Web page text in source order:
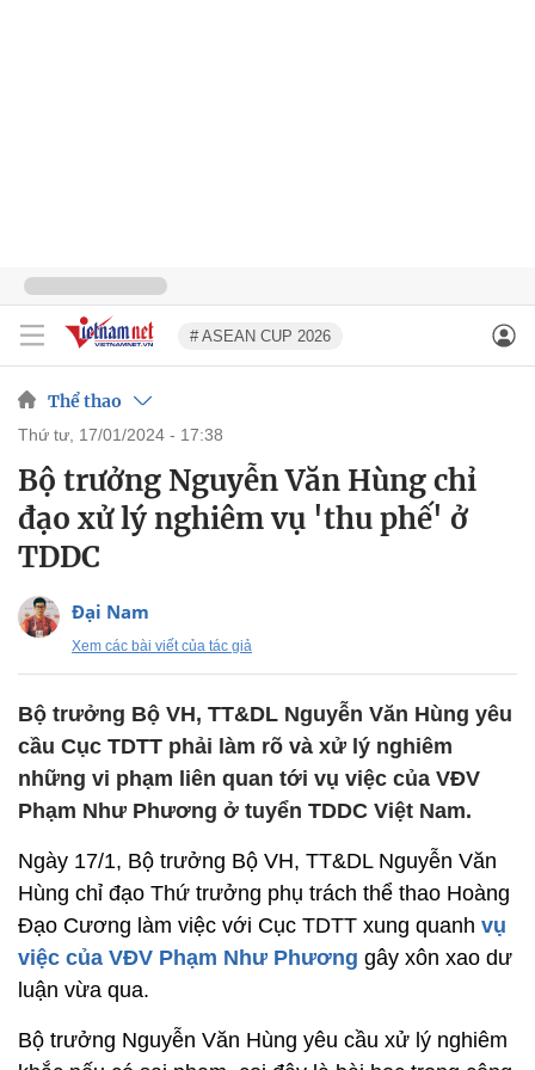
# ASEAN CUP 2026
Thể thao
thứ tư, 17/01/2024 - 17:38
Bộ trưởng Nguyễn Văn Hùng chỉ
đạo xử lý nghiêm vụ 'thu phế' ở
TDDC
Đại Nam
Xem các bài viết của tác giả
Bộ trưởng Bộ VH, TT&DL Nguyễn Văn Hùng yêu
cầu Cục TDTT phải làm rõ và xử lý nghiêm
những vi phạm liên quan tới vụ việc của VĐV
Phạm Như Phương ở tuyển TDDC Việt Nam.
Ngày 17/1, Bộ trưởng Bộ VH, TT&DL Nguyễn Văn
Hùng chỉ đạo Thứ trưởng phụ trách thể thao Hoàng
Đạo Cương làm việc với Cục TDTT xung quanh vụ
việc của VĐV Phạm Như Phương gây xôn xao dư
luận vừa qua.
Bộ trưởng Nguyễn Văn Hùng yêu cầu xử lý nghiêm